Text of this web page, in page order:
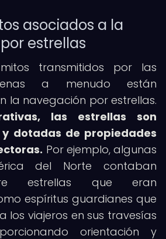
asociados a la
estrellas
transmitidos por las
a menudo están
la navegación por estrellas.
las estrellas son
dotadas de propiedades
Por ejemplo, algunas
del Norte contaban
estrellas que eran
espíritus guardianes que
viajeros en sus travesías
orientación y